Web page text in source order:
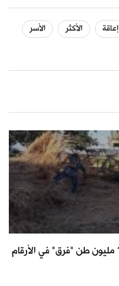
إعاقة الأكثر
الأسر
القمح والاكتفاء الذاتي في سوريا.. 1.5 مليون طن "فرق" في الأرقام